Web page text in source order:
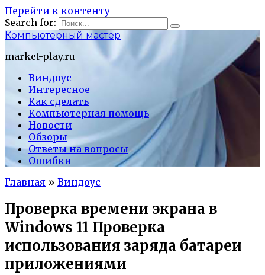
Перейти к контенту
Search for:
Компьютерный мастер
market-play.ru
Виндоус
Интересное
Как сделать
Компьютерная помощь
Новости
Обзоры
Ответы на вопросы
Ошибки
Главная » Виндоус
Проверка времени экрана в
Windows 11 Проверка
использования заряда батареи
приложениями